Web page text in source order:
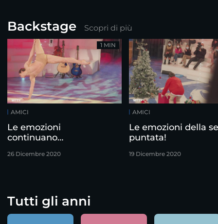
Backstage Scopri di più
AMICI
Le emozioni
continuano…
26 Dicembre 2020
1 MIN
AMICI
Le emozioni della
puntata!
19 Dicembre 2020
Tutti gli anni